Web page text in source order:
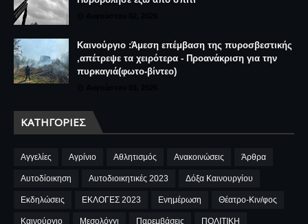
Καινούργιο :Άμεση επέμβαση της πυροσβεστικής
,απέτρεψε τα χειρότερα - Προανάκριση για την
πυρκαγιά(φωτο-βίντεο)
ΚΑΤΗΓΟΡΊΕΣ
Αγγελίες Αγρίνιο Αθλητισμός Ανακοινώσεις Άρθρα
Αυτοδίοικηση Αυτοδιοικητικές 2023 Δόξα Καινουργίου
Εκδηλώσεις ΕΚΛΟΓΕΣ 2023 Ενημέρωση Θέατρο-Κιν/φος
Καινούργιο Μεσολόγγι Παρεμβάσεις ΠΟΛΙΤΙΚΗ